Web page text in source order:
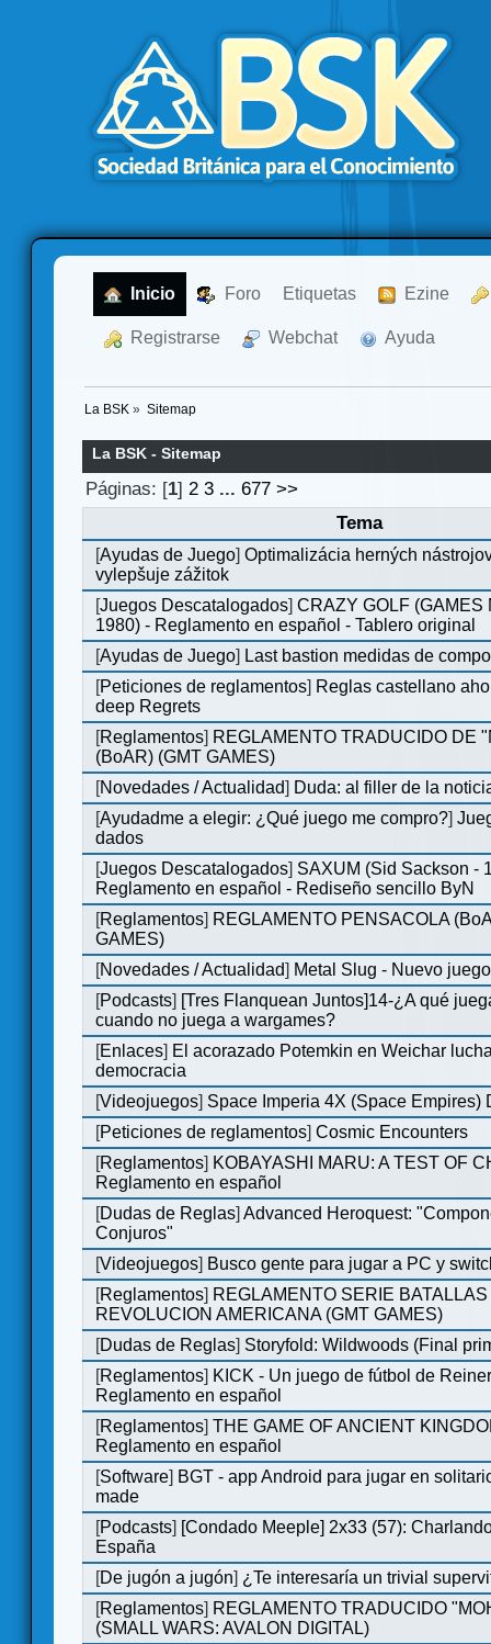
Inicio Foro Etiquetas Ezine
Registrarse Webchat Ayuda
La BSK » Sitemap
La BSK - Sitemap
Páginas: [1]2 3 ...677 >>
Tema
[Ayudas de Juego]Optimalizácia herných
vylepšuje zážitok
[Juegos Descatalogados]CRAZY GOLF (GAMES
1980) - Reglamento en español - Tablero original
[Ayudas de Juego] Last bastion medidas de
[Peticiones de reglamentos] Reglas castellano
deep Regrets
[Reglamentos] REGLAMENTO TRADUCIDO DE
(BoAR) (GMT GAMES)
[Novedades / Actualidad] Duda: al filler de la
[Ayudadme a elegir: ¿Qué juego me compro?]
dados
[Juegos Descatalogados] SAXUM (Sid Sackson -
Reglamento en español - Rediseño sencillo ByN
[Reglamentos] REGLAMENTO PENSACOLA
GAMES)
[Novedades / Actualidad] Metal Slug - Nuevo
[Podcasts] [Tres Flanquean Juntos]14-¿A qué
cuando no juega a wargames?
[Enlaces] El acorazado Potemkin en Weichar
democracia
[Videojuegos] Space Imperia 4X (Space Empires)
[Peticiones de reglamentos]Cosmic Encounters
[Reglamentos] KOBAYASHI MARU: A TEST OF
Reglamento en español
[Dudas de Reglas]Advanced Heroquest:
Conjuros"
[Videojuegos] Busco gente para jugar a PC y
[Reglamentos] REGLAMENTO SERIE
REVOLUCION AMERICANA (GMT GAMES)
[Dudas de Reglas] Storyfold: Wildwoods (Final
[Reglamentos] KICK - Un juego de fútbol de
Reglamento en español
[Reglamentos]THE GAME OF ANCIENT
Reglamento en español
[Software] BGT - app Android para jugar en
made
[Podcasts] [Condado Meeple] 2x33 (57):
España
[De jugón a jugón] ¿Te interesaría un trivial
[Reglamentos] REGLAMENTO TRADUCIDO
(SMALL WARS: AVALON DIGITAL)